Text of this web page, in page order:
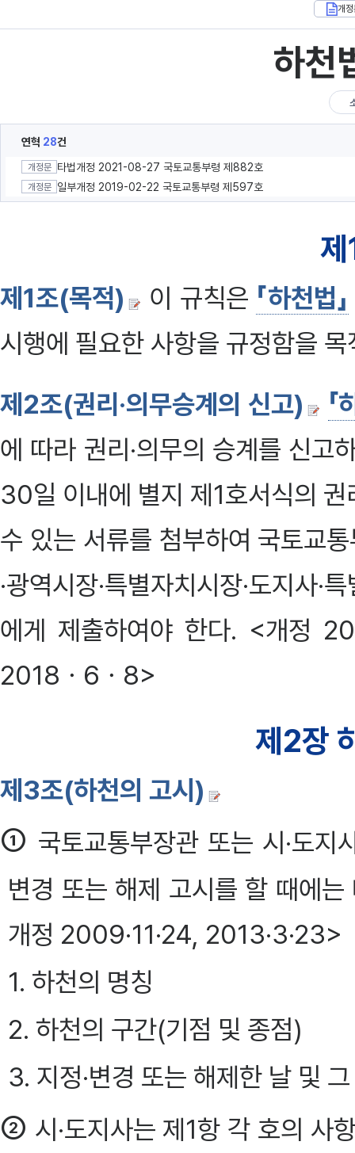
개정
하천
연혁 28건
개정문 타법개정 2021-08-27 국토교통부령 제882호
개정문 일부개정 2019-02-22 국토교통부령 제597호
제1조(목적) 이 규칙은 「하천법」
시행에 필요한 사항을 규정함을
제2조(권리·의무승계의 신고)
에 따라 권리·의무의 승계를 신고
30일 이내에 별지 제1호서식의 권
수 있는 서류를 첨부하여 국토교
·광역시장·특별자치시장·도지사
에게 제출하여야 한다. <개정
2018ㆍ6ㆍ8>
제2장
제3조(하천의 고시)
① 국토교통부장관 또는 시·도지
변경 또는 해제 고시를 할 때에
개정 2009·11·24, 2013·3·23>
1. 하천의 명칭
2. 하천의 구간(기점 및 종점)
3. 지정·변경 또는 해제한 날 및
② 시·도지사는 제1항 각 호의 사